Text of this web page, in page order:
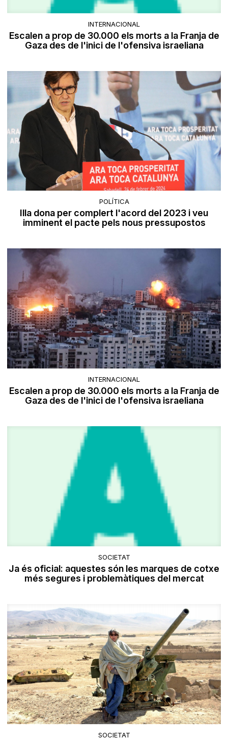
INTERNACIONAL
Escalen a prop de 30.000 els morts a la Franja de
Gaza des de l'inici de l'ofensiva israeliana
POLÍTICA
Illa dona per complert l'acord del 2023 i veu
imminent el pacte pels nous pressupostos
INTERNACIONAL
Escalen a prop de 30.000 els morts a la Franja de
Gaza des de l'inici de l'ofensiva israeliana
SOCIETAT
Ja és oficial: aquestes són les marques de cotxe
més segures i problemàtiques del mercat
SOCIETAT